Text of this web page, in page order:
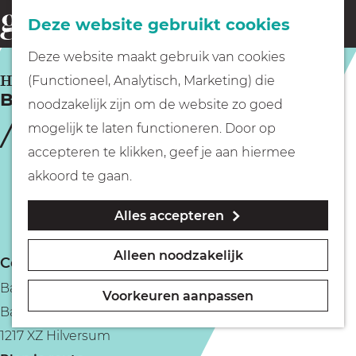
Deze website gebruikt cookies
Deze website maakt gebruik van cookies
(Functioneel, Analytisch, Marketing) die
noodzakelijk zijn om de website zo goed
mogelijk te laten functioneren. Door op
accepteren te klikken, geef je aan hiermee
akkoord te gaan.
Alles accepteren
Alleen noodzakelijk
Voorkeuren aanpassen
G
a
n
a
o
m
e
p
Fietsen
Wandelen
Geocachen
Naar het museum
o
e
k
e
n
Bantam
HILVERSUM
Contact
Bantam
Bantam 1
1217 XZ Hilversum